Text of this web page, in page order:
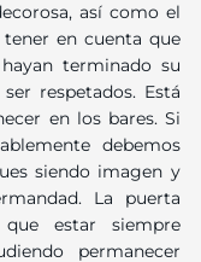
así como el
en cuenta que
terminado su
respetados. Está
en los bares. Si
debemos
siendo imagen y
La puerta
estar siempre
permanecer